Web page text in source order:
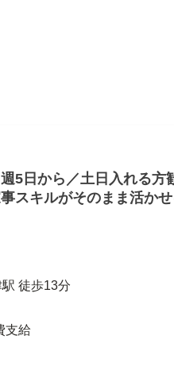
5日から／土日入れる方
スキルがそのまま活か
徒歩13分
支給